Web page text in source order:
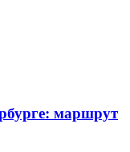
маршрут